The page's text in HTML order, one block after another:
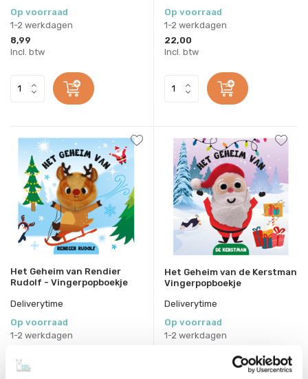
Op voorraad
1-2 werkdagen
8,99
Incl. btw
Op voorraad
1-2 werkdagen
22,00
Incl. btw
Het Geheim van Rendier
Rudolf - Vingerpopboekje
Deliverytime
Op voorraad
1-2 werkdagen
Incl. btw
Het Geheim van de Kerstman
Vingerpopboekje
Deliverytime
Op voorraad
1-2 werkdagen